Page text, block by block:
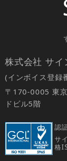
株式会社 サイ
(インボイス登
〒170-0005 東
ドビル5階
認
サ
格